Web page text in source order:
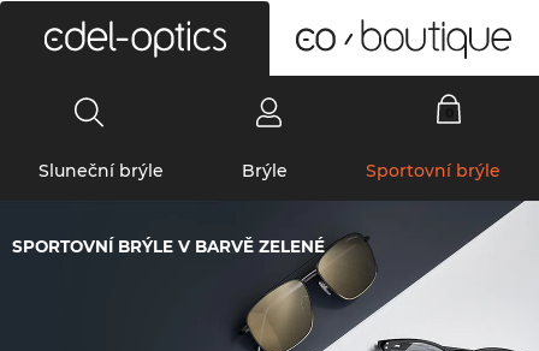
Sluneční brýle Brýle Sportovní brýle
SPORTOVNÍ BRÝLE V BARVĚ ZELENÉ